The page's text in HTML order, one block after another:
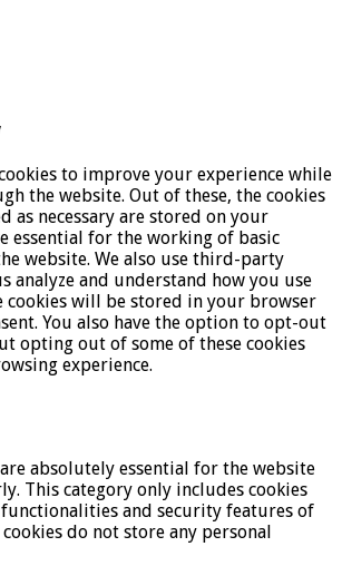
to improve your experience while
the website. Out of these, the cookies
as necessary are stored on your
essential for the working of basic
website. We also use third-party
analyze and understand how you use
cookies will be stored in your browser
You also have the option to opt-out
opting out of some of these cookies
experience.
are absolutely essential for the website
This category only includes cookies
and security features of
do not store any personal